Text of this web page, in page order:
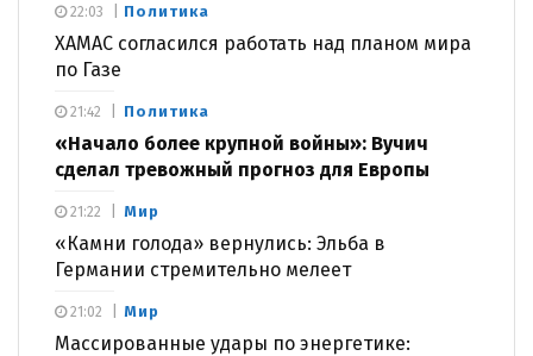
Политика
ХАМАС согласился работать над планом мира
по Газе
22:03
Политика
«Начало более крупной войны»: Вучич
сделал тревожный прогноз для Европы
21:42
Мир
«Камни голода» вернулись: Эльба в
Германии стремительно мелеет
21:22
Мир
Массированные удары по энергетике:
21:02